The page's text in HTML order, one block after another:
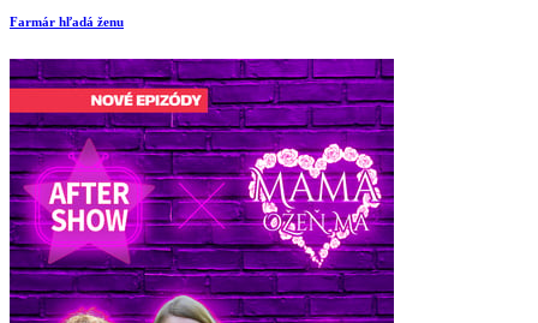
Farmár hľadá ženu